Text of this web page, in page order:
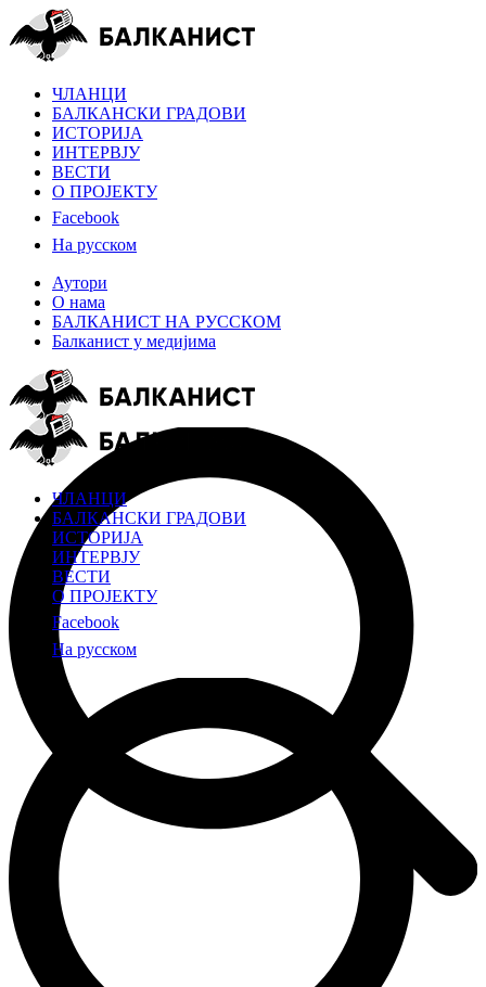
ЧЛАНЦИ
БАЛКАНСКИ ГРАДОВИ
ИСТОРИЈА
ИНТЕРВЈУ
ВЕСТИ
О ПРОЈЕКТУ
Facebook
На русском
Аутори
О нама
БАЛКАНИСТ НА РУССКОМ
Балканист у медијима
ЧЛАНЦИ
БАЛКАНСКИ ГРАДОВИ
ИСТОРИЈА
ИНТЕРВЈУ
ВЕСТИ
О ПРОЈЕКТУ
Facebook
На русском